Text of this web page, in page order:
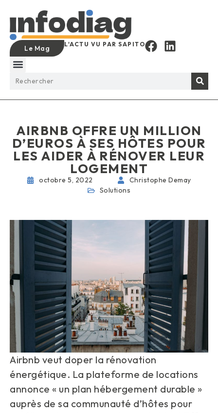
Le Mag L'ACTU VU PAR SAPITO
AIRBNB OFFRE UN MILLION
D’EUROS À SES HÔTES POUR
LES AIDER À RÉNOVER LEUR
LOGEMENT
octobre 5, 2022
Christophe Demay
Solutions
Airbnb veut doper la rénovation
énergétique. La plateforme de locations
annonce « un plan hébergement durable »
auprès de sa communauté d’hôtes pour